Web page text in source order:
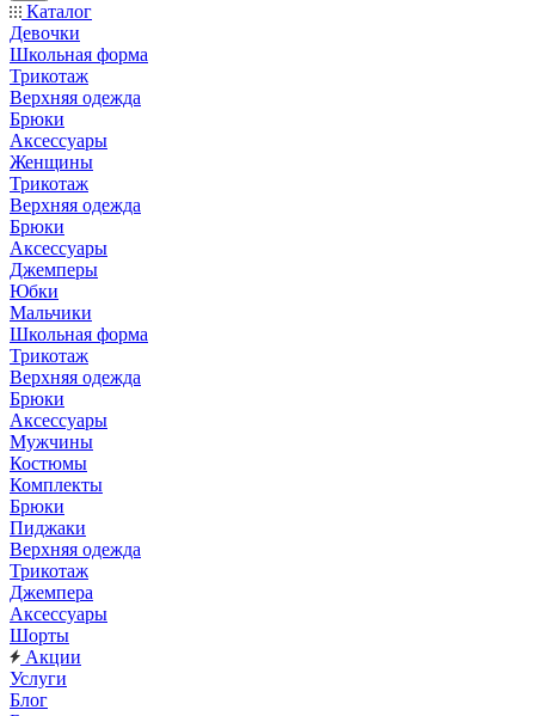
Каталог
Девочки
Школьная форма
Трикотаж
Верхняя одежда
Брюки
Аксессуары
Женщины
Трикотаж
Верхняя одежда
Брюки
Аксессуары
Джемперы
Юбки
Мальчики
Школьная форма
Трикотаж
Верхняя одежда
Брюки
Аксессуары
Мужчины
Костюмы
Комплекты
Брюки
Пиджаки
Верхняя одежда
Трикотаж
Джемпера
Аксессуары
Шорты
Акции
Услуги
Блог